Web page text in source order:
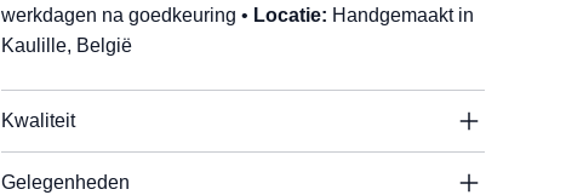
werkdagen na goedkeuring • Locatie: Handgemaakt in
Kaulille, België
Kwaliteit
Gelegenheden